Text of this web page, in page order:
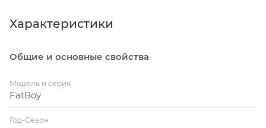
Благодаря амортизационной вилке RockShox,
рабочей трнсмиссиии с одной ведущей звездой и
мощным тормозам, этот велосипед прекрасно
Характеристики
Общие и основные свойства
Модель и серия
FatBoy
Год-Сезон